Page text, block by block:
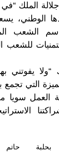
الملك “في
الوطني،
الشعب
للشعب
يفوتني
التي تجمع
سويا من
بشراكتنا
بحلبة حاتم